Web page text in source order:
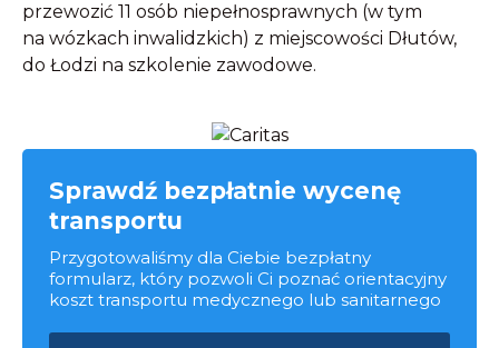
przewozić 11 osób niepełnosprawnych (w tym
na wózkach inwalidzkich) z miejscowości Dłutów,
do Łodzi na szkolenie zawodowe.
Sprawdź bezpłatnie wycenę
transportu
Przygotowaliśmy dla Ciebie bezpłatny
formularz, który pozwoli Ci poznać orientacyjny
koszt transportu medycznego lub sanitarnego